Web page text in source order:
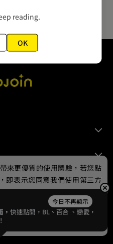
Co., Ltd.
今日不再顯示
，快速點開，BL、 百合 、戀愛，
來更優質的使用體驗，若您點
即表示您同意我們使用第三方
權政策。
reading.
OK